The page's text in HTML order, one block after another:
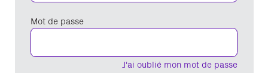
J'ai oublié mon mot de passe
Mot de passe